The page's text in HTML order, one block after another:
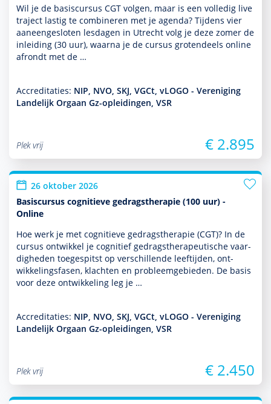
Wil je de basis­cursus CGT volgen, maar is een volledig live
traject lastig te combineren met je agenda? Tijdens vier
aaneengesloten lesdagen in Utrecht volg je deze zomer de
inleiding (30 uur), waarna je de cursus grotendeels online
afrondt met de …
Accreditaties: NIP, NVO, SKJ, VGCt, vLOGO - Vereniging
Landelijk Orgaan Gz-opleidingen, VSR
Plek vrij € 2.895
26 oktober 2026
Basiscursus cognitieve gedragstherapie (100 uur) -
Online
Hoe werk je met cogni­tieve gedrags­thera­pie (CGT)? In de
cursus ontwik­kel je cognitief gedrags­thera­peu­tische vaar­
dig­heden toegespitst op ver­schil­lende leeftijden, ont­
wikke­lingsfasen, klachten en probleemgebieden. De basis
voor deze ont­wikke­ling leg je …
Accreditaties: NIP, NVO, SKJ, VGCt, vLOGO - Vereniging
Landelijk Orgaan Gz-opleidingen, VSR
Plek vrij € 2.450